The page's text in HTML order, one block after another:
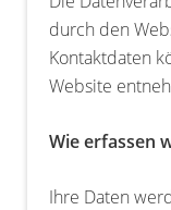
durch den
Kontaktdaten
Website
Wie erfassen
Ihre Daten